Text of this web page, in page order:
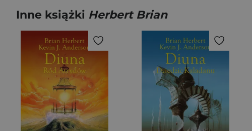
Inne książki Herbert Brian